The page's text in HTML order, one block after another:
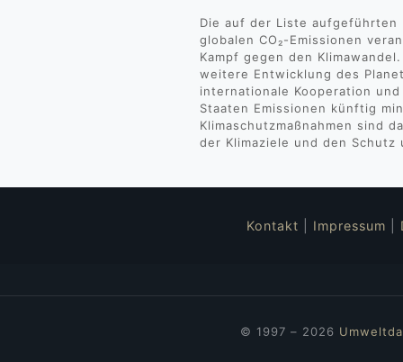
Die auf der Liste
globalen CO₂-Emissionen
Kampf gegen den
weitere Entwicklung des
internationale Kooperation
Staaten Emissionen künftig
Klimaschutzmaßnahmen sind
der Klimaziele und den Schutz
Kontakt Impressum
© 1997 – 2026